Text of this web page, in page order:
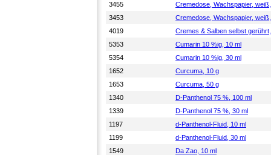
3455
Cremedose, Wachspapier,
3453
Cremedose, Wachspapier,
4019
Cremes & Salben selbst
5353
Cumarin 10 %ig, 10 ml
5354
Cumarin 10 %ig, 30 ml
1652
Curcuma, 10 g
1653
Curcuma, 50 g
1340
D-Panthenol 75 %, 100 ml
1339
D-Panthenol 75 %, 30 ml
1197
d-Panthenol-Fluid, 10 ml
1199
d-Panthenol-Fluid, 30 ml
1549
Da Zao, 10 ml